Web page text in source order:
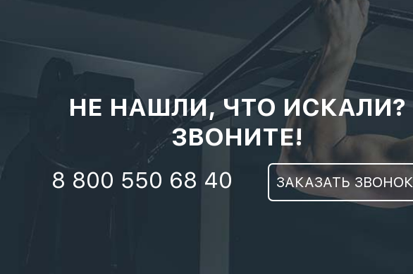
НЕ НАШЛИ, ЧТО ИСКАЛИ?
ЗВОНИТЕ!
8 800 550 68 40 ЗАКАЗАТЬ ЗВОНОК